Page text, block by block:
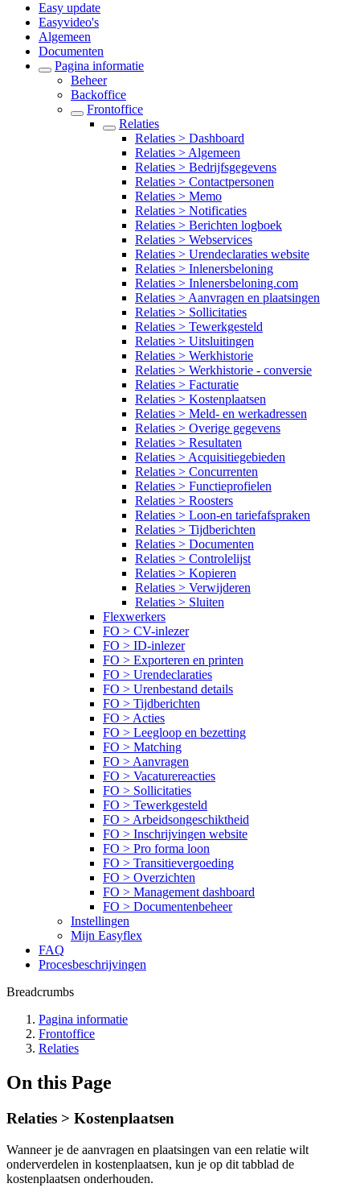
Easy update
Easyvideo's
Algemeen
Documenten
Pagina informatie
Beheer
Backoffice
Frontoffice
Relaties
Relaties > Dashboard
Relaties > Algemeen
Relaties > Bedrijfsgegevens
Relaties > Contactpersonen
Relaties > Memo
Relaties > Notificaties
Relaties > Berichten logboek
Relaties > Webservices
Relaties > Urendeclaraties website
Relaties > Inlenersbeloning
Relaties > Inlenersbeloning.com
Relaties > Aanvragen en plaatsingen
Relaties > Sollicitaties
Relaties > Tewerkgesteld
Relaties > Uitsluitingen
Relaties > Werkhistorie
Relaties > Werkhistorie - conversie
Relaties > Facturatie
Relaties > Kostenplaatsen
Relaties > Meld- en werkadressen
Relaties > Overige gegevens
Relaties > Resultaten
Relaties > Acquisitiegebieden
Relaties > Concurrenten
Relaties > Functieprofielen
Relaties > Roosters
Relaties > Loon-en tariefafspraken
Relaties > Tijdberichten
Relaties > Documenten
Relaties > Controlelijst
Relaties > Kopieren
Relaties > Verwijderen
Relaties > Sluiten
Flexwerkers
FO > CV-inlezer
FO > ID-inlezer
FO > Exporteren en printen
FO > Urendeclaraties
FO > Urenbestand details
FO > Tijdberichten
FO > Acties
FO > Leegloop en bezetting
FO > Matching
FO > Aanvragen
FO > Vacaturereacties
FO > Sollicitaties
FO > Tewerkgesteld
FO > Arbeidsongeschiktheid
FO > Inschrijvingen website
FO > Pro forma loon
FO > Transitievergoeding
FO > Overzichten
FO > Management dashboard
FO > Documentenbeheer
Instellingen
Mijn Easyflex
FAQ
Procesbeschrijvingen
Breadcrumbs
Pagina informatie
Frontoffice
Relaties
On this Page
Relaties > Kostenplaatsen
Wanneer je de aanvragen en plaatsingen van een relatie wilt
onderverdelen in kostenplaatsen, kun je op dit tabblad de
kostenplaatsen onderhouden.